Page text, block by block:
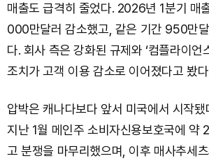
매출도 급격히 줄었다. 2026년 1분기 매
000만달러 감소했고, 같은 기간 950만
다. 회사 측은 강화된 규제와 ‘컴플라이언
조치가 고객 이용 감소로 이어졌다고 봤
압박은 캐나다보다 앞서 미국에서 시작
지난 1월 메인주 소비자신용보호국에 약
고 분쟁을 마무리했으며, 이후 매사추세